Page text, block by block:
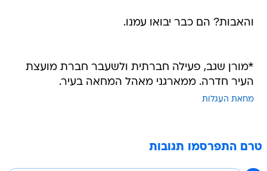
והאבות? הם כבר יבואו עמנו.
*מורן שגב, פעילה חברתית ולשעבר חברת מועצת
העיר חדרה. ממארגני מאהל המחאה בעיר.
מחאת העגלות
טרם התפרסמו תגובות